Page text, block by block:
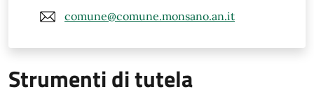
comune@comune.monsano.an.it
Strumenti di tutela